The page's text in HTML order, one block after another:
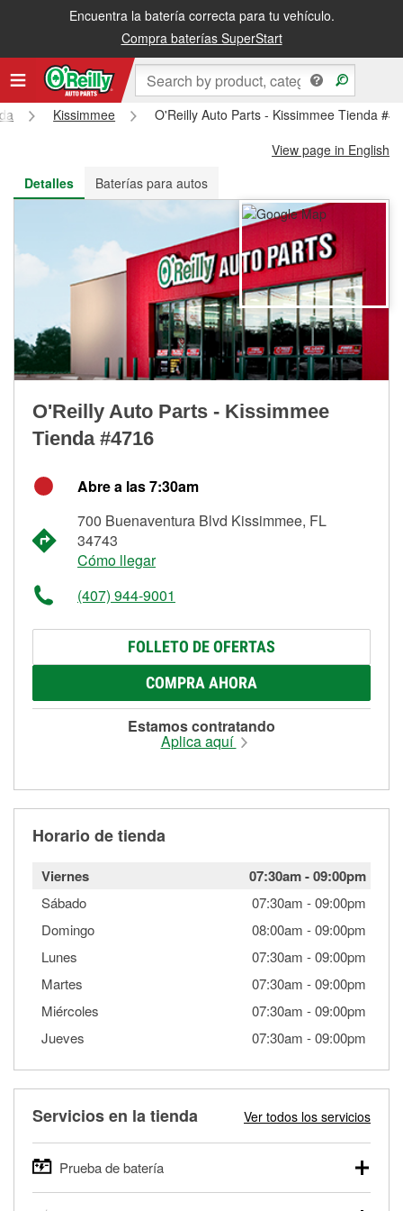
Encuentra la batería correcta para tu vehículo.
Compra baterías SuperStart
Recibe tu orden gratis al día siguiente o recógela en la tienda
Kissimmee
O'Reilly Auto Parts - Kissimmee Tienda
View page in English
Detalles
Baterías para autos
O'Reilly Auto Parts - Kissimmee
Tienda #4716
Abre a las 7:30am
700 Buenaventura Blvd Kissimmee, FL
34743
Cómo llegar
(407) 944-9001
FOLLETO DE OFERTAS
COMPRA AHORA
Estamos contratando
Aplica aquí
Horario de tienda
Viernes 07:30am-09:00pm
Sábado 07:30am -09:00pm
Domingo
08:00am -09:00pm
Lunes
07:30am -09:00pm
Martes
07:30am -09:00pm
Miércoles
07:30am -09:00pm
Jueves
07:30am -09:00pm
Servicios en la tienda Ver todos los servicios
Prueba de batería